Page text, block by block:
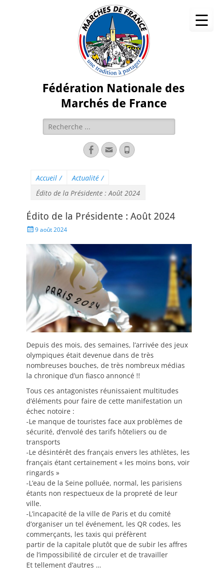
Fédération Nationale des
Marchés de France
Accueil / Actualité /
Édito de la Présidente : Août 2024
Édito de la Présidente : Août 2024
9 août 2024
Depuis des mois, des semaines, l’arrivée des jeux
olympiques était devenue dans de très
nombreuses bouches, de très nombreux médias
la chronique d’un fiasco annoncé !!
Tous ces antagonistes réunissaient multitudes
d’éléments pour faire de cette manifestation un
échec notoire :
-Le manque de touristes face aux problèmes de
sécurité, d’envolé des tarifs hôteliers ou de
transports
-Le désintérêt des français envers les athlètes, les
français étant certainement « les moins bons, voir
ringards »
-L’eau de la Seine polluée, normal, les parisiens
étants non respectueux de la propreté de leur
ville.
-L’incapacité de la ville de Paris et du comité
d’organiser un tel événement, les QR codes, les
commerçants, les taxis qui préfèrent
partir de la capitale plutôt que de subir les affres
de l’impossibilité de circuler et de travailler
Et tellement d’autres …